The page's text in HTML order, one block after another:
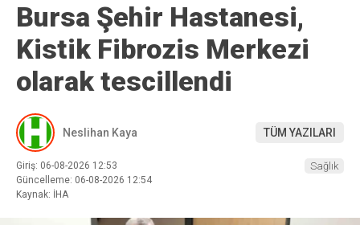
Bursa Şehir Hastanesi,
Kistik Fibrozis Merkezi
olarak tescillendi
Neslihan Kaya TÜM YAZILARI
Giriş: 06-08-2026 12:53
Güncelleme: 06-08-2026 12:54
Kaynak: İHA
Sağlık